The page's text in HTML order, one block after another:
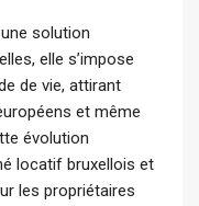
solution
elle s’impose
de vie, attirant
et même
évolution
locatif bruxellois et
les propriétaires